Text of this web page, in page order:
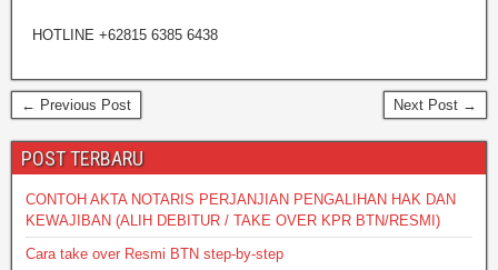
HOTLINE +62815 6385 6438
← Previous Post Next Post →
POST TERBARU
CONTOH AKTA NOTARIS PERJANJIAN PENGALIHAN HAK DAN
KEWAJIBAN (ALIH DEBITUR / TAKE OVER KPR BTN/RESMI)
Cara take over Resmi BTN step-by-step